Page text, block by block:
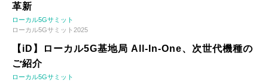
革新
ローカル5Gサミット
ローカル5Gサミット2025
【iD】ローカル5G基地局 All-In-One、次世代機種の
ご紹介
ローカル5Gサミット